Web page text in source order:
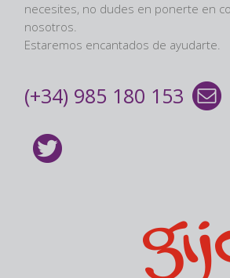
necesites, no dudes en ponerte en
nosotros.
Estaremos encantados de ayudarte.
(+34) 985 180 153